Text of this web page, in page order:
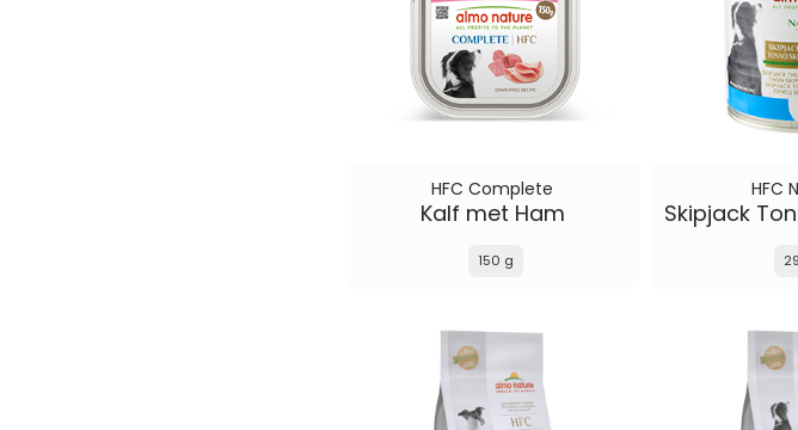
HFC Complete
Kalf met Ham
150 g
HFC